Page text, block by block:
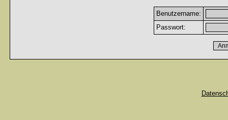
Benutzername:
Passwort: